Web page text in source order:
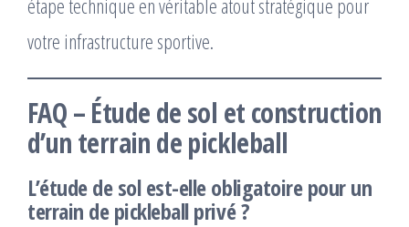
votre infrastructure sportive.
FAQ – Étude de sol et construction
d’un terrain de pickleball
L’étude de sol est-elle obligatoire pour un
terrain de pickleball privé ?